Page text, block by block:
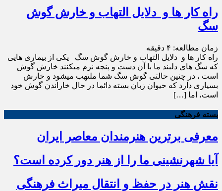
راه کار ها و دلایل التهاب و خارش گوش
سگ
زمان مطالعه: ۴ دقیقه
راه کار ها و دلایل التهاب و خارش گوش سگ یکی از بیماری هایی
که سگ های دلبند ما با آن دست و پنجه نرم میکنند خارش گوش
است ، در چنین حالتی گوش سگ شما ملتهب میشود و خارش
بسیاری دارد که حیوان زبان بسته دائما در حال خاراندن گوش خود
است، اما […]
بسته فرهنگی
معرفی برترین هنرمندان معاصر ایران
آیا شهرنشینی ما را از هنر دور کرده است؟
نقش هنر در حفظ و انتقال میراث فرهنگی